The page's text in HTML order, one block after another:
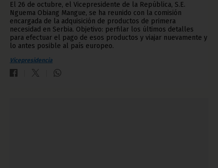
El 26 de octubre, el Vicepresidente de la República, S.E.
Nguema Obiang Mangue, se ha reunido con la comisión
encargada de la adquisición de productos de primera
necesidad en Serbia. Objetivo: perfilar los últimos detalles
para efectuar el pago de esos productos y viajar nuevamente y
lo antes posible al país europeo.
Vicepresidencia